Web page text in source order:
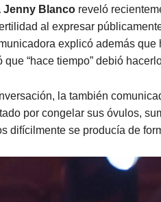
Jenny Blanco reveló
al expresar
explicó además
“hace tiempo” debió
la también
por congelar sus óvulos,
difícilmente se producía de